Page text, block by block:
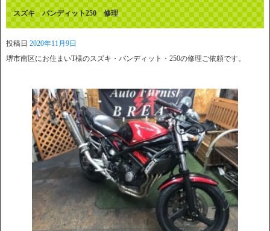
スズキ バンディット250 修理
投稿日 2020年11月9日
堺市南区にお住まいT様のスズキ・バンディット・250の修理ご依頼です。